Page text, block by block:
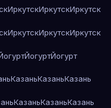
ИркутскИркутскИркутск
ИркутскИркутскИркутск
ЙогуртЙогурт
КазаньКазаньКазань
КазаньКазаньКазань